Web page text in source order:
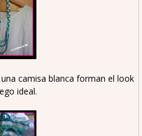
camisa blanca forman el look
ideal.